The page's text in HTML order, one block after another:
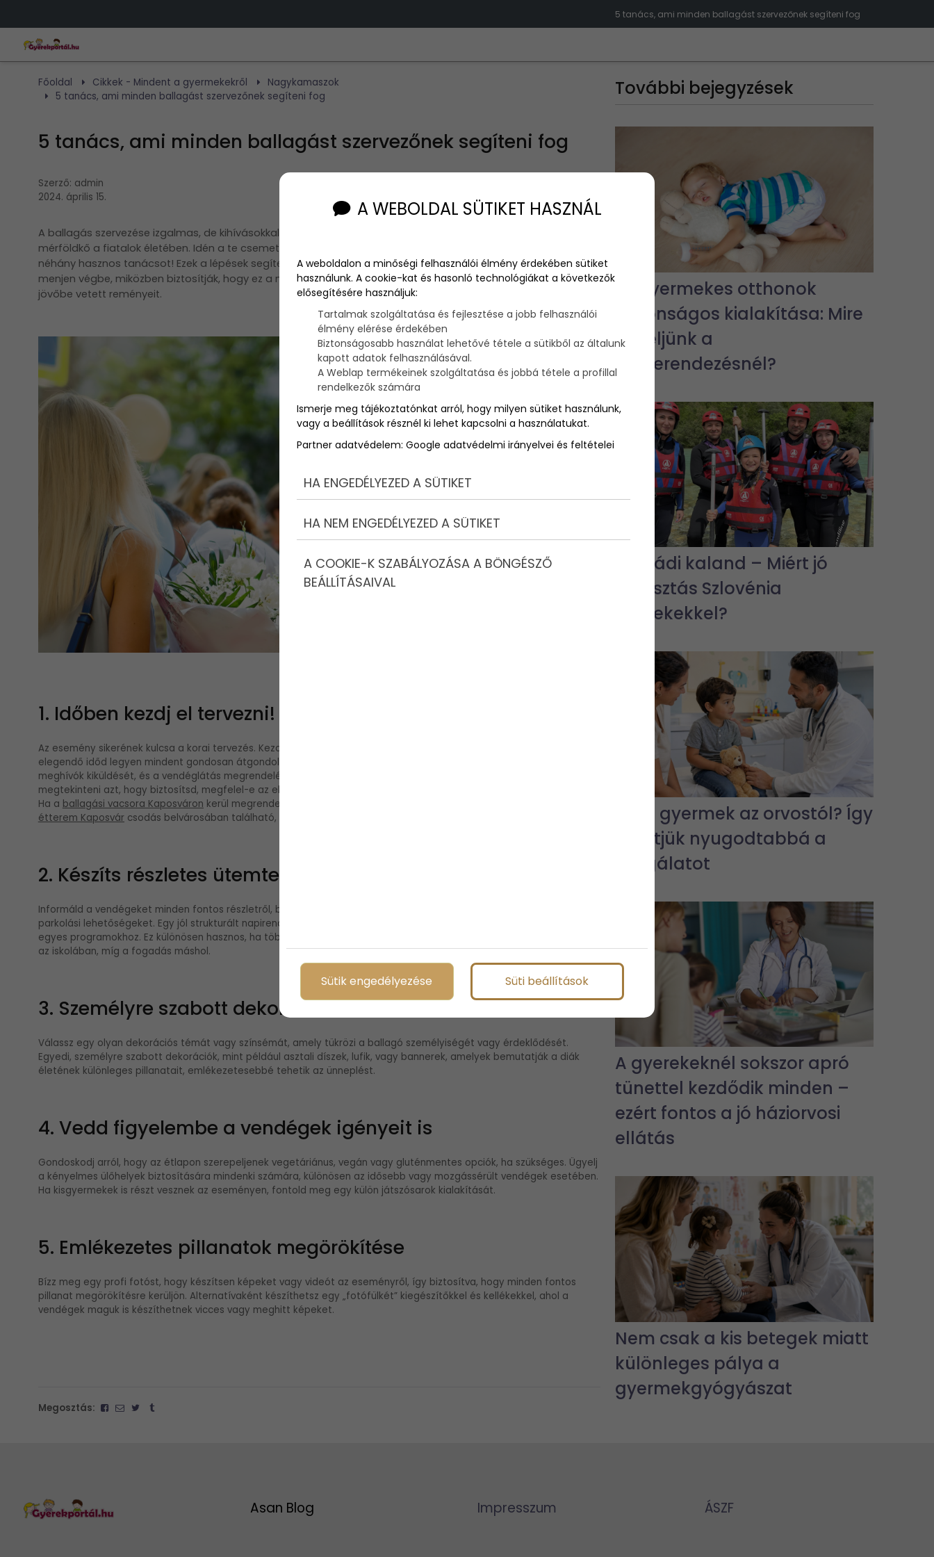
5 tanács, ami minden ballagást szervezőnek segíteni fog
Főoldal Cikkek - Mindent a gyermekekről
Nagykamaszok
5 tanács, ami minden ballagást szervezőnek segíteni fog
5 tanács, ami minden ballagást szervezőnek segíteni fog
Szerző: admin
2024. április 15.
A ballagás szervezése izgalmas, de kihívásokkal teli feladat lehet a szülők számára, hiszen ez egy jelentős
mérföldkő a fiatalok életében. Idén a te csemetéd is ballag? Először is gratulálunk, másodszor pedig adunk
néhány hasznos tanácsot! Ezek a lépések segítenek abban, hogy a ballagás gördülékenyen és örömtelien
menjen végbe, miközben biztosítják, hogy ez a nap méltó módon ünnepli a diák eddigi eredményeit és a
jövőbe vetett reményeit.
1. Időben kezdj el tervezni!
Az esemény sikerének kulcsa a korai tervezés. Kezdj el foglalkozni a részletekkel jóval az esemény előtt, hogy
elegendő időd legyen mindent gondosan átgondolni és megszervezni. Ez magában foglalja a helyszín foglalását,
meghívók kiküldését, és a vendéglátás megrendelését. Ha külsős helyszínt választasz, érdemes személyesen is
megtekinteni azt, hogy biztosítsd, megfelel-e az elvárásaidnak és elegendő helyet biztosít-e a vendégek számára.
Ha a ballagási vacsora Kaposváron kerül megrendezésre, akkor tudunk egy nagyon jó helyszínt. A Memoriae
étterem Kaposvárcsodás belvárosában található, elegáns berendezéssel, privát rendezvényteremmel.
2. Készíts részletes ütemtervet!
Informáld a vendégeket minden fontos részletről, beleértve az időpontot, helyszínt, dress code-ot (ha van), és a
parkolási lehetőségeket. Egy jól strukturált napirend segít abban, hogy a vendégek tudják, mikor és hol kell lenniük az
egyes programokhoz. Ez különösen hasznos, ha több helyszínen zajlanak az események, például a hivatalos ünnepség
az iskolában, míg a fogadás máshol.
3. Személyre szabott dekoráció
Válassz egy olyan dekorációs témát vagy színsémát, amely tükrözi a ballagó személyiségét vagy érdeklődését.
Egyedi, személyre szabott dekorációk, mint például asztali díszek, lufik, vagy bannerek, amelyek bemutatják a diák
életének különleges pillanatait, emlékezetesebbé tehetik az ünneplést.
4. Vedd figyelembe a vendégek igényeit is
Gondoskodj arról, hogy az étlapon szerepeljenek vegetáriánus, vegán vagy gluténmentes opciók, ha szükséges. Ügyelj
a kényelmes ülőhelyek biztosítására mindenki számára, különösen az idősebb vagy mozgássérült vendégek esetében.
Ha kisgyermekek is részt vesznek az eseményen, fontold meg egy külön játszósarok kialakítását.
5. Emlékezetes pillanatok megörökítése
Bízz meg egy profi fotóst, hogy készítsen képeket vagy videót az eseményről, így biztosítva, hogy minden fontos
pillanat megörökítésre kerüljön. Alternatívaként készíthetsz egy „fotófülkét” kiegészítőkkel és kellékekkel, ahol a
vendégek maguk is készíthetnek vicces vagy meghitt képeket.
Megosztás:
További bejegyzések
Kisgyermekes otthonok
biztonságos kialakítása: Mire
figyeljünk a
lakberendezésnél?
Családi kaland – Miért jó
választás Szlovénia
gyerekekkel?
Fél a gyermek az orvostól? Így
tehetjük nyugodtabbá a
vizsgálatot
A gyerekeknél sokszor apró
tünettel kezdődik minden –
ezért fontos a jó háziorvosi
ellátás
Nem csak a kis betegek miatt
különleges pálya a
gyermekgyógyászat
Asan Blog Impresszum ÁSZF
A WEBOLDAL SÜTIKET HASZNÁL
A weboldalon a minőségi felhasználói élmény érdekében sütiket
használunk. A cookie-kat és hasonló technológiákat a következők
elősegítésére használjuk:
Tartalmak szolgáltatása és fejlesztése a jobb felhasználói
élmény elérése érdekében
Biztonságosabb használat lehetővé tétele a sütikből az általunk
kapott adatok felhasználásával.
A Weblap termékeinek szolgáltatása és jobbá tétele a profillal
rendelkezők számára
Ismerje meg tájékoztatónkat arról, hogy milyen sütiket használunk,
vagy a beállítások résznél ki lehet kapcsolni a használatukat.
Partner adatvédelem: Google adatvédelmi irányelvei és feltételei
HA ENGEDÉLYEZED A SÜTIKET
HA NEM ENGEDÉLYEZED A SÜTIKET
A COOKIE-K SZABÁLYOZÁSA A BÖNGÉSZŐ
BEÁLLÍTÁSAIVAL
Sütik engedélyezése Süti beállítások